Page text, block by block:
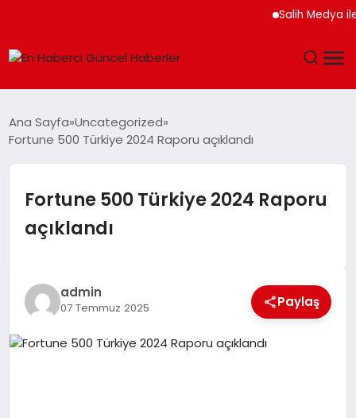
Salih Medya ile Sosyal
SAĞLIK
TEKNOLOJI
DÜNYA
Ana Sayfa Uncategorized
Fortune 500 Türkiye 2024 Raporu açıklandı
Fortune 500 Türkiye 2024 Raporu
açıklandı
admin
07 Temmuz 2025 Paylaş